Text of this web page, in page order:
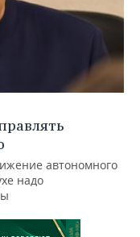
автономного
надо